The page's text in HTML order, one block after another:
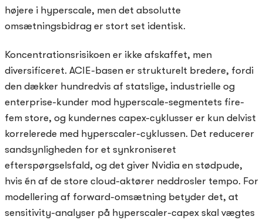
højere i hyperscale, men det absolutte
omsætningsbidrag er stort set identisk.
Koncentrationsrisikoen er ikke afskaffet, men
diversificeret. ACIE-basen er strukturelt bredere, fordi
den dækker hundredvis af statslige, industrielle og
enterprise-kunder mod hyperscale-segmentets fire-
fem store, og kundernes capex-cyklusser er kun delvist
korrelerede med hyperscaler-cyklussen. Det reducerer
sandsynligheden for et synkroniseret
efterspørgselsfald, og det giver Nvidia en stødpude,
hvis én af de store cloud-aktører neddrosler tempo. For
modellering af forward-omsætning betyder det, at
sensitivity-analyser på hyperscaler-capex skal vægtes